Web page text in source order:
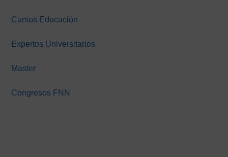
Cursos Educación
Expertos Universitarios
Master
Congresos FNN